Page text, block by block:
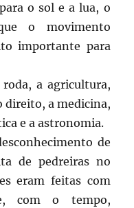
o sol e a lua, o
o movimento
importante para
a agricultura,
direito, a medicina,
e a astronomia.
de
de pedreiras no
eram feitas com
com o tempo,